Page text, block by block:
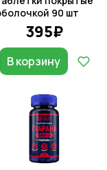
90 шт
395₽
В корзину